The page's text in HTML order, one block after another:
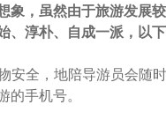
象，虽然由于旅游发展
、淳朴、自成一派，以
安全，地陪导游员会随
手机号。